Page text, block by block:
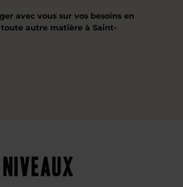
avec vous sur vos besoins en
toute autre matière à Saint-